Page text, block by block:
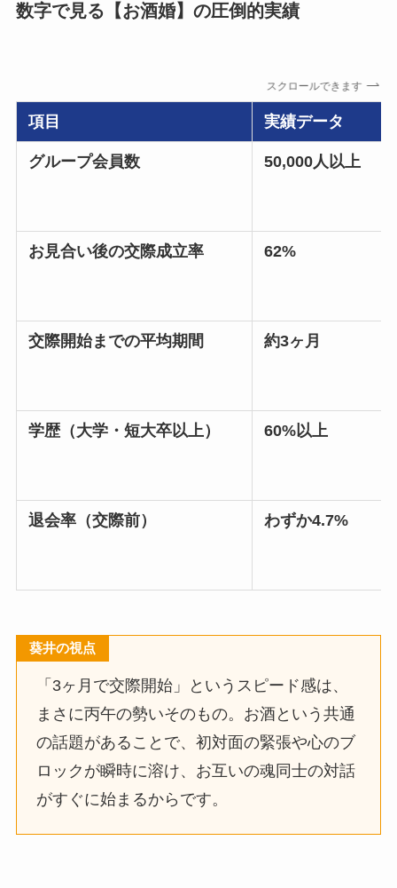
数字で見る【お酒婚】の圧倒的実績
スクロールできます
項目 実績データ
グループ会員数 50,000人以上
お見合い後の交際成立率 62%
交際開始までの平均期間 約3ヶ月
学歴（大学・短大卒以上） 60%以上
退会率（交際前） わずか4.7%
葵井の視点
「3ヶ月で交際開始」というスピード感は、
まさに丙午の勢いそのもの。お酒という共通
の話題があることで、初対面の緊張や心のブ
ロックが瞬時に溶け、お互いの魂同士の対話
がすぐに始まるからです。